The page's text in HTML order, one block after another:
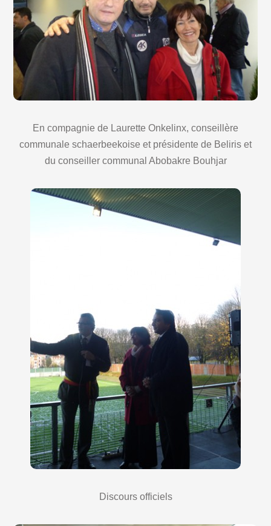
En compagnie de Laurette Onkelinx, conseillère
communale schaerbeekoise et présidente de Beliris et
du conseiller communal Abobakre Bouhjar
Discours officiels